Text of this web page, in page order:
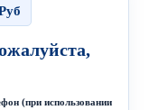
(при использовании